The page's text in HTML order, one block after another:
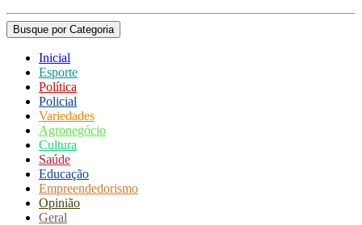
Busque por Categoria
Inicial
Esporte
Política
Policial
Variedades
Agronegócio
Cultura
Saúde
Educação
Empreendedorismo
Opinião
Geral